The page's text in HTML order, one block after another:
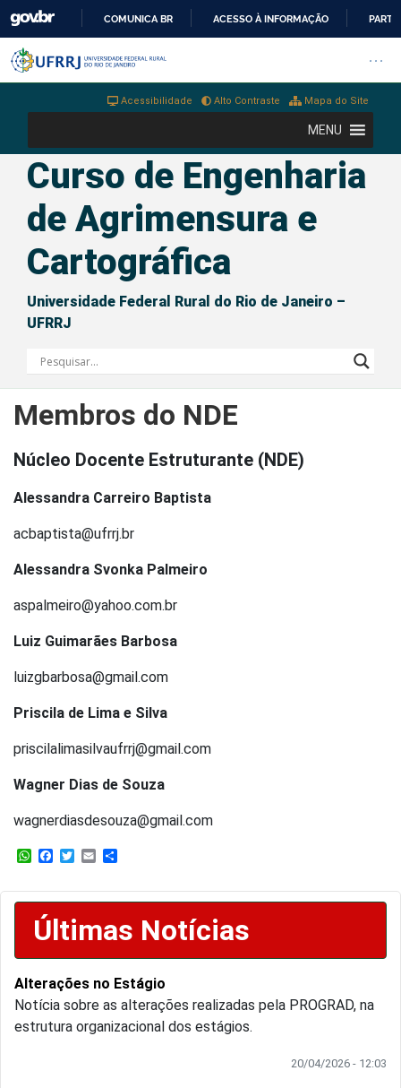
CONTEÚDO
COMUNICA BR ACESSO À INFORMAÇÃO
Pular barra institucional
Barra institucional da
Mapa do Site
Alto Contraste
Acessibilidade
MENU
Curso de Engenharia
de Agrimensura e
Cartográfica
Universidade Federal Rural do Rio de Janeiro –
UFRRJ
Membros do NDE
Núcleo Docente Estruturante (NDE)
Alessandra Carreiro Baptista
acbaptista@ufrrj.br
Alessandra Svonka Palmeiro
aspalmeiro@yahoo.com.br
Luiz Guimarães Barbosa
luizgbarbosa@gmail.com
Priscila de Lima e Silva
priscilalimasilvaufrrj@gmail.com
Wagner Dias de Souza
wagnerdiasdesouza@gmail.com
WhatsApp
Facebook
Twitter
Email
Últimas Notícias
Alterações no Estágio
Notícia sobre as alterações realizadas pela PROGRAD, na
estrutura organizacional dos estágios.
20/04/2026 - 12:03